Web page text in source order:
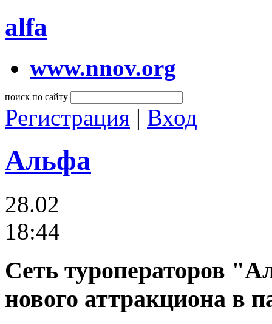
alfa
www.nnov.org
поиск по сайту
Регистрация | Вход
Альфа
28.02
18:44
Сеть туроператоров
нового аттракциона в